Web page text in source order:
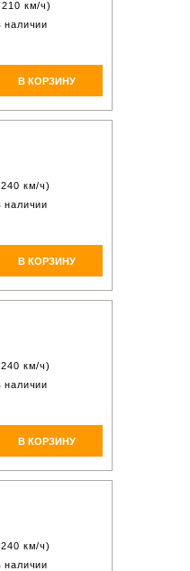
км/ч)
наличии
В КОРЗИНУ
км/ч)
наличии
В КОРЗИНУ
км/ч)
наличии
В КОРЗИНУ
км/ч)
наличии